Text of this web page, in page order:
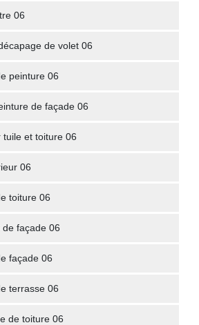
06
de volet 06
peinture 06
de façade 06
tuile et toiture 06
06
toiture 06
de façade 06
façade 06
terrasse 06
de toiture 06